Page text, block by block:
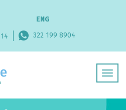
ENG
322 199 8904